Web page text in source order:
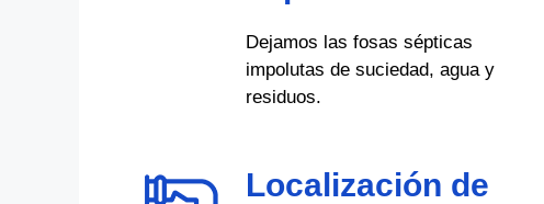
Dejamos las fosas sépticas
impolutas de suciedad, agua y
residuos.
Localización de